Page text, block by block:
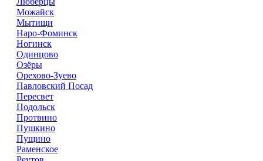
Можайск
Мытищи
Наро-Фоминск
Ногинск
Одинцово
Озёры
Орехово-Зуево
Павловский Посад
Пересвет
Подольск
Протвино
Пушкино
Пущино
Раменское